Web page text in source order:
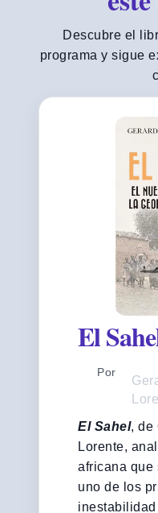
Descubre el
programa y sigue
El
Por
El Sahel, de
Lorente,
africana que
uno de los